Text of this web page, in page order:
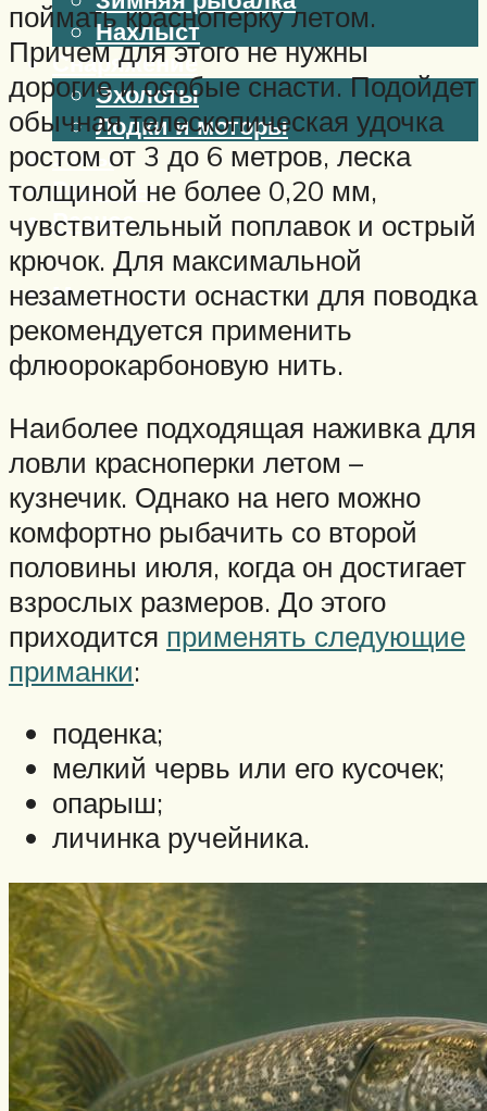
Нахлыст
Снаряжение
Эхолоты
Лодки и моторы
Узлы
Рецепты
Разное
Меню
поймать красноперку летом.
Причем для этого не нужны
дорогие и особые снасти. Подойдет
обычная телескопическая удочка
ростом от 3 до 6 метров, леска
толщиной не более 0,20 мм,
чувствительный поплавок и острый
крючок. Для максимальной
незаметности оснастки для поводка
рекомендуется применить
флюорокарбоновую нить.
Наиболее подходящая наживка для
ловли красноперки летом –
кузнечик. Однако на него можно
комфортно рыбачить со второй
половины июля, когда он достигает
взрослых размеров. До этого
приходится применять следующие
приманки:
поденка;
мелкий червь или его кусочек;
опарыш;
личинка ручейника.